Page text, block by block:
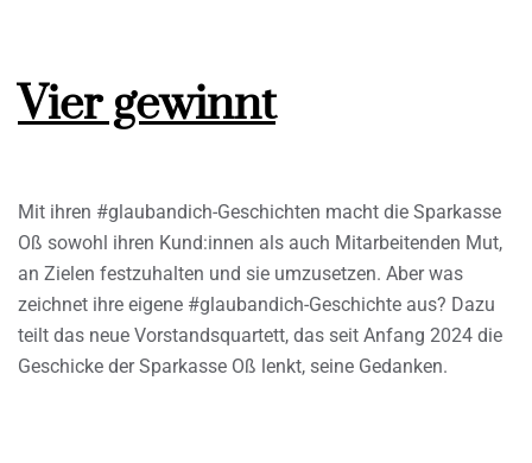
Vier gewinnt
Mit ihren #glaubandich-Geschichten macht die Sparkasse
Oß sowohl ihren Kund:innen als auch Mitarbeitenden Mut,
an Zielen festzuhalten und sie umzusetzen. Aber was
zeichnet ihre eigene #glaubandich-Geschichte aus? Dazu
teilt das neue Vorstandsquartett, das seit Anfang 2024 die
Geschicke der Sparkasse Oß lenkt, seine Gedanken.